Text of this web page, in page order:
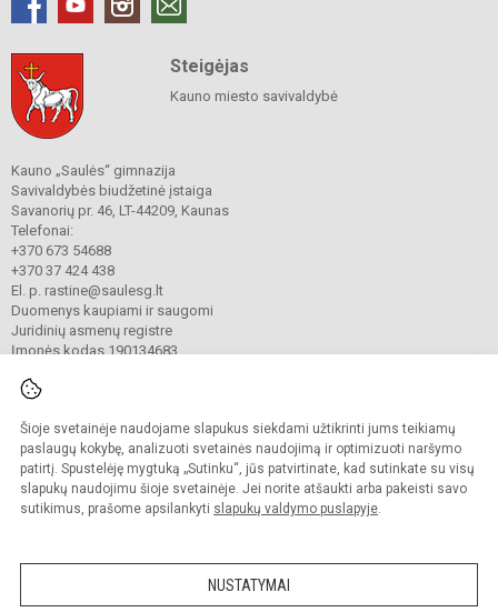
Šioje svetainėje naudojame slapukus siekdami užtikrinti jums teikiamų
paslaugų kokybę, analizuoti svetainės naudojimą ir optimizuoti naršymo
patirtį. Spustelėję mygtuką „Sutinku“, jūs patvirtinate, kad sutinkate su visų
slapukų naudojimu šioje svetainėje. Jei norite atšaukti arba pakeisti savo
sutikimus, prašome apsilankyti slapukų valdymo puslapyje.
NUSTATYMAI
Steigėjas
Kauno miesto savivaldybė
Kauno „Saulės“ gimnazija
Savivaldybės biudžetinė įstaiga
Savanorių pr. 46, LT-44209, Kaunas
Telefonai:
+370 673 54688
+370 37 424 438
El. p. rastine@saulesg.lt
Duomenys kaupiami ir saugomi
Juridinių asmenų registre
Įmonės kodas 190134683
© 2023 Kauno „Saulės“ gimnazija. Visos teisės saugomos.
Kopijuoti turinį be raštiško gimnazijos sutikimo griežtai draudžiama.
Prieinamumo paraiška Slapukų valdymas
Sumanus būdas atnaujinti